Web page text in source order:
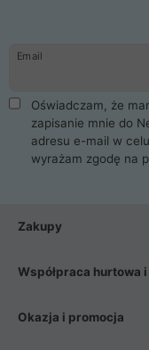
Email
Oświadczam, że
zapisanie mnie do
adresu e-mail w
wyrażam zgodę na
Zakupy
Współpraca hurtowa i
Okazja i promocja